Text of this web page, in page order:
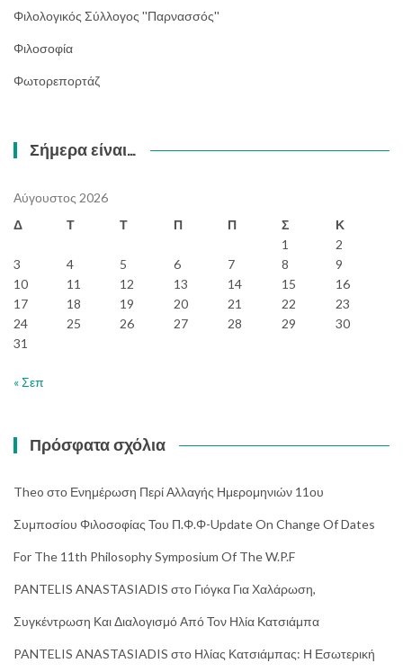
Φιλολογικός Σύλλογος ''Παρνασσός''
Φιλοσοφία
Φωτορεπορτάζ
Σήμερα είναι…
Αύγουστος 2026
Δ
Τ Τ Π Π Σ
Κ
1
2
3
4 5 6 7 8
9
10
11 12 13 14 15
16
17
18 19 20 21 22
23
24
25 26 27 28 29
30
31
« Σεπ
Πρόσφατα σχόλια
Theo στο Ενημέρωση Περί Αλλαγής Ημερομηνιών 11ου
Συμποσίου Φιλοσοφίας Του Π.Φ.Φ-Update On Change Of Dates
For The 11th Philosophy Symposium Of The W.P.F
PANTELIS ANASTASIADIS στο Γιόγκα Για Χαλάρωση,
Συγκέντρωση Και Διαλογισμό Από Τον Ηλία Κατσιάμπα
PANTELIS ANASTASIADIS στο Ηλίας Κατσιάμπας: Η Εσωτερική